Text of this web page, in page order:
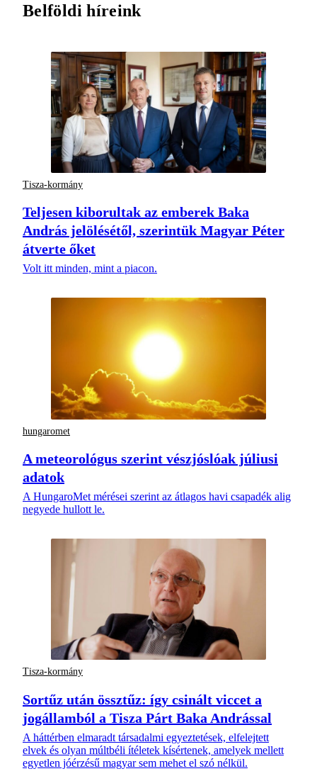
Belföldi híreink
Tisza-kormány
Teljesen kiborultak az emberek Baka
András jelölésétől, szerintük Magyar Péter
átverte őket
Volt itt minden, mint a piacon.
hungaromet
A meteorológus szerint vészjóslóak júliusi
adatok
A HungaroMet mérései szerint az átlagos havi csapadék alig
negyede hullott le.
Tisza-kormány
Sortűz után össztűz: így csinált viccet a
jogállamból a Tisza Párt Baka Andrással
A háttérben elmaradt társadalmi egyeztetések, elfelejtett
elvek és olyan múltbéli ítéletek kísértenek, amelyek mellett
egyetlen jóérzésű magyar sem mehet el szó nélkül.